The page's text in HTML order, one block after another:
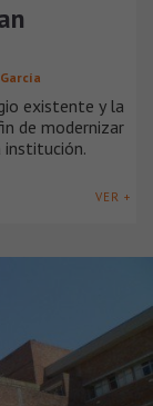
existente y la
de modernizar
institución.
VER +